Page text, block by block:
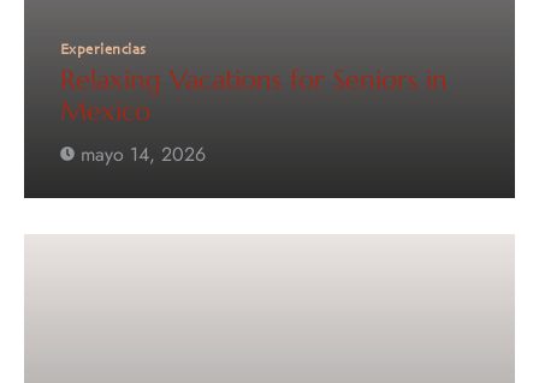
Experiencias
Relaxing Vacations for Seniors in
Mexico
mayo 14, 2026